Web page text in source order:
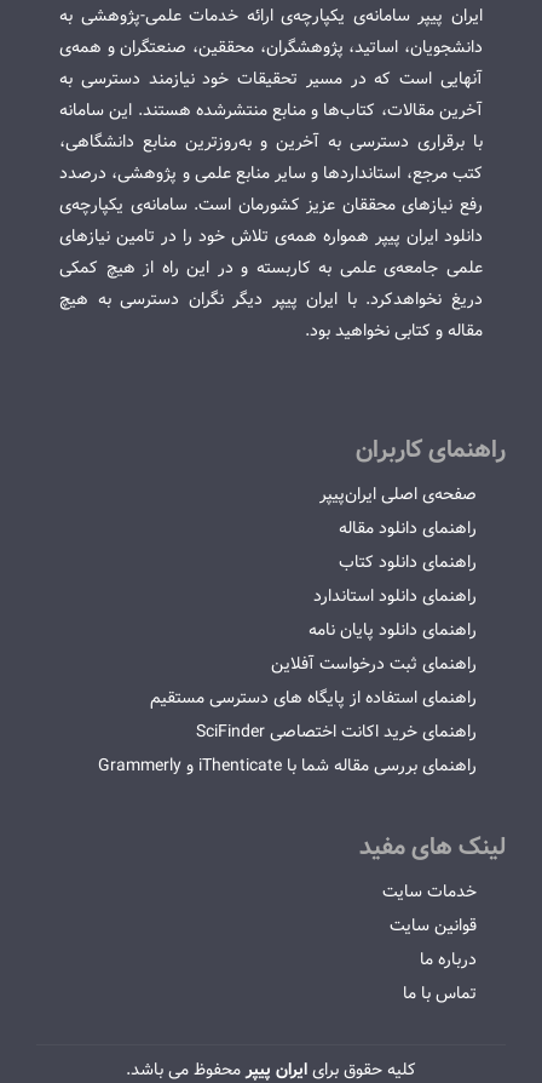
ایران پیپر سامانه‌ی یکپارچه‌ی ارائه خدمات علمی-پژوهشی به
دانشجویان، اساتید، پژوهشگران، محققین، صنعتگران و همه‌ی
آنهایی است که در مسیر تحقیقات خود نیازمند دسترسی به
آخرین مقالات، کتاب‌ها و منابع منتشرشده هستند. این سامانه
با برقراری دسترسی به آخرین و به‌روزترین منابع دانشگاهی،
کتب مرجع، استانداردها و سایر منابع علمی و پژوهشی، درصدد
رفع نیازهای محققان عزیز کشورمان است. سامانه‌ی یکپارچه‌ی
دانلود ایران پیپر همواره همه‌ی تلاش خود را در تامین نیازهای
علمی جامعه‌ی علمی به کاربسته و در این راه از هیچ کمکی
دریغ نخواهدکرد. با ایران پیپر دیگر نگران دسترسی به هیچ
مقاله و کتابی نخواهید بود.
راهنمای کاربران
صفحه‌ی اصلی ایران‌پیپر
راهنمای دانلود مقاله
راهنمای دانلود کتاب
راهنمای دانلود استاندارد
راهنمای دانلود پایان نامه
راهنمای ثبت درخواست آفلاین
راهنمای استفاده از پایگاه های دسترسی مستقیم
راهنمای خرید اکانت اختصاصی SciFinder
راهنمای بررسی مقاله شما با iThenticate و Grammerly
لینک های مفید
خدمات سایت
قوانین سایت
درباره ما
تماس با ما
کلیه حقوق برایایران پیپرمحفوظ می باشد.